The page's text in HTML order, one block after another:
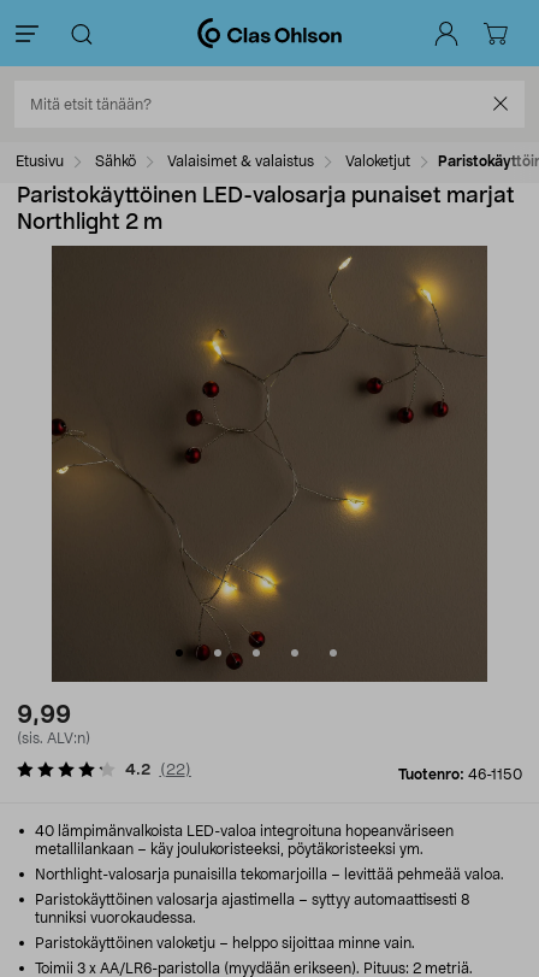
Etusivu Sähkö Valaisimet & valaistus Valoketjut
Paristokäyttöinen LED-valosarja punaiset marjat
Northlight 2 m
9,99
(sis. ALV:n)
Tuotenro: 46-1150
4.2 ( 22)
40 lämpimänvalkoista LED-valoa integroituna hopeanväriseen
metallilankaan – käy joulukoristeeksi, pöytäkoristeeksi ym.
Northlight-valosarja punaisilla tekomarjoilla – levittää pehmeää valoa.
Paristokäyttöinen valosarja ajastimella – syttyy automaattisesti 8
tunniksi vuorokaudessa.
Paristokäyttöinen valoketju – helppo sijoittaa minne vain.
Toimii 3 x AA/LR6-paristolla (myydään erikseen). Pituus: 2 metriä.